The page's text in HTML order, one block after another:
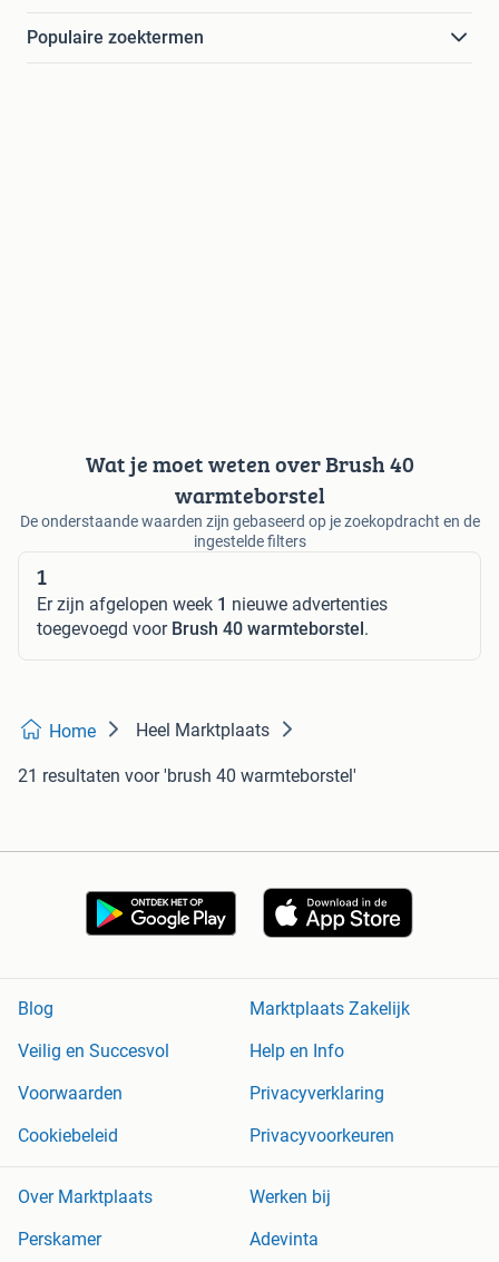
Populaire zoektermen
Wat je moet weten over Brush 40
warmteborstel
De onderstaande waarden zijn gebaseerd op je zoekopdracht en de
ingestelde filters
1
Er zijn afgelopen week 1 nieuwe advertenties
toegevoegd voor Brush 40 warmteborstel.
Home Heel Marktplaats
21 resultaten voor 'brush 40 warmteborstel'
Blog
Marktplaats Zakelijk
Veilig en Succesvol
Help en Info
Voorwaarden
Privacyverklaring
Cookiebeleid
Privacyvoorkeuren
Over Marktplaats
Werken bij
Perskamer
Adevinta